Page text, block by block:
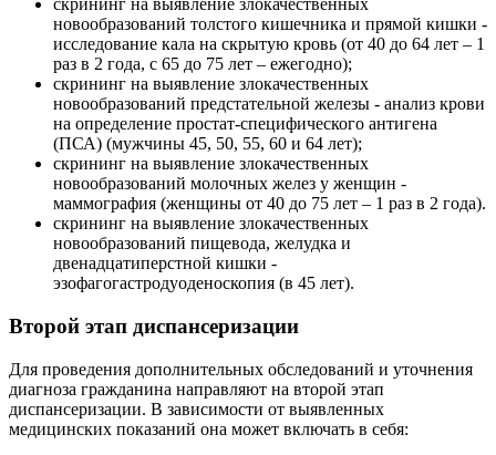
скрининг на выявление злокачественных
новообразований толстого кишечника и прямой кишки -
исследование кала на скрытую кровь (от 40 до 64 лет – 1
раз в 2 года, с 65 до 75 лет – ежегодно);
скрининг на выявление злокачественных
новообразований предстательной железы - анализ крови
на определение простат-специфического антигена
(ПСА) (мужчины 45, 50, 55, 60 и 64 лет);
скрининг на выявление злокачественных
новообразований молочных желез у женщин -
маммография (женщины от 40 до 75 лет – 1 раз в 2 года).
скрининг на выявление злокачественных
новообразований пищевода, желудка и
двенадцатиперстной кишки -
эзофагогастродуоденоскопия (в 45 лет).
Второй этап диспансеризации
Для проведения дополнительных обследований и уточнения
диагноза гражданина направляют на второй этап
диспансеризации. В зависимости от выявленных
медицинских показаний она может включать в себя: